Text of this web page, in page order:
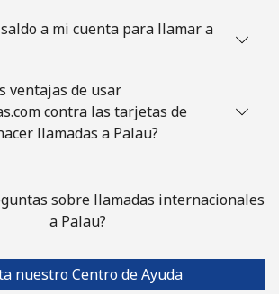
a mi cuenta para llamar a
ventajas de usar
contra las tarjetas de
llamadas a Palau?
sobre llamadas internacionales
a Palau?
nuestro Centro de Ayuda